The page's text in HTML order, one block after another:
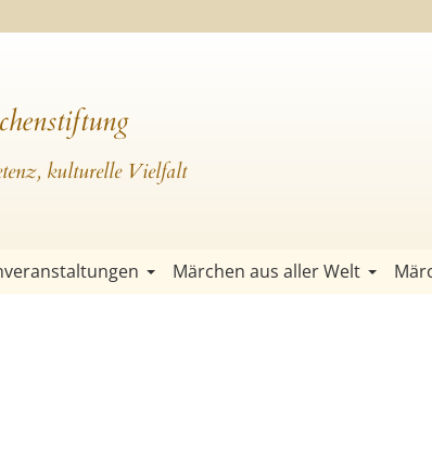
kulturelle Vielfalt
Märchen aus aller Welt